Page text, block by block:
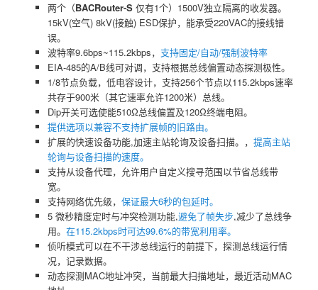
两个（BACRouter-S仅有1个）1500V独立隔离的收发器。
15kV(空气) 8kV(接触) ESD保护，能承受220VAC的接线错
误。
波特率9.6bps~115.2kbps， 支持固定/自动/强制波特率
EIA-485的A/B线可对调，支持根据总线偏置动态探测极性。
1/8节点负载，低电容设计，支持256个节点以115.2kbps速率
共存于900米（其它速率允许1200米）总线。
Dip开关可选使能510Ω总线偏置及120Ω终端电阻。
提供选项以兼容不支持扩展帧的旧路由。
扩展的快速设备功能,加速主站轮询及设备扫描。， 提高主站
轮询与设备扫描的速度。
支持从设备代理，允许用户自定义搜寻范围以节省总线带
宽。
支持网络优先级， 保证最大6秒的包延时。
5 微秒精度定时与冲突检测功能,避免了帧失步,减少了总线争
用。 在115.2kbps时可达99.6%的带宽利用率。
侦听模式可以在不干涉总线运行的前提下，探测总线运行情
况，记录数据。
动态探测MAC地址冲突，当前最大扫描地址，最近活动MAC